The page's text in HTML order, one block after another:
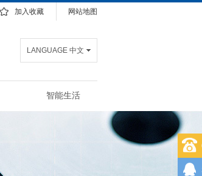
网站地图
加入收藏
LANGUAGE 中文
智能生活